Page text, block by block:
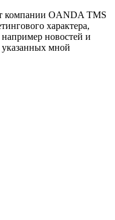
компании OANDA TMS
характера,
новостей и
мной